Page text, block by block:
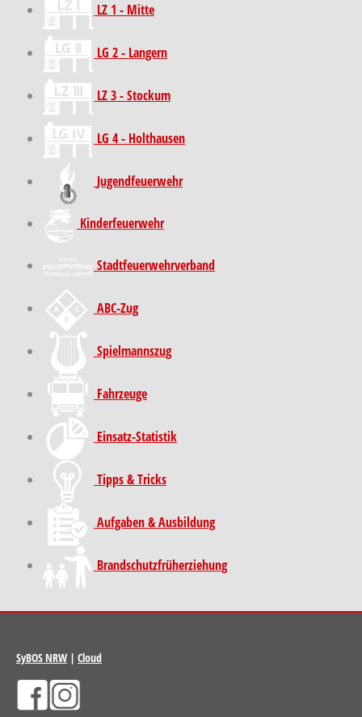
LZ 1 - Mitte
LG 2 - Langern
LZ 3 - Stockum
LG 4 - Holthausen
Jugendfeuerwehr
Kinder­feuer­wehr
Stadt­feuer­wehr­verband
ABC-Zug
Spielmannszug
Fahrzeuge
Einsatz-Statistik
Tipps & Tricks
Aufgaben & Ausbildung
Brand­schutz­früh­erziehung
SyBOS NRW | Cloud